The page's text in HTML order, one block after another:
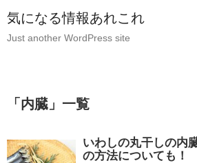
気になる情報あれこれ
Just another WordPress site
「 内臓 」 一覧
いわしの丸干しの内
の方法についても！